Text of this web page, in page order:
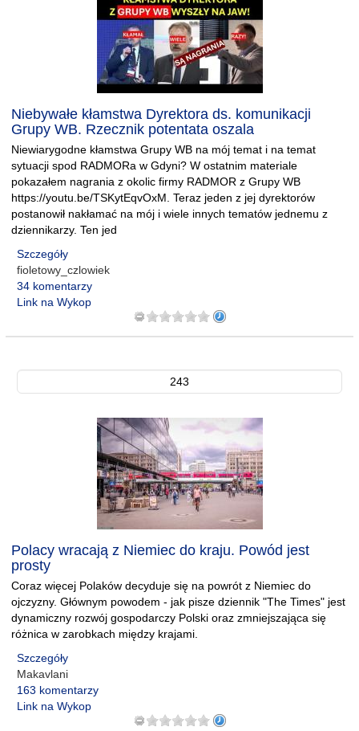
Niebywałe kłamstwa Dyrektora ds. komunikacji
Grupy WB. Rzecznik potentata oszala
Niewiarygodne kłamstwa Grupy WB na mój temat i na temat
sytuacji spod RADMORa w Gdyni? W ostatnim materiale
pokazałem nagrania z okolic firmy RADMOR z Grupy WB
https://youtu.be/TSKytEqvOxM. Teraz jeden z jej dyrektorów
postanowił nakłamać na mój i wiele innych tematów jednemu z
dziennikarzy. Ten jed
Szczegóły
fioletowy_czlowiek
34 komentarzy
Link na Wykop
243
Polacy wracają z Niemiec do kraju. Powód jest
prosty
Coraz więcej Polaków decyduje się na powrót z Niemiec do
ojczyzny. Głównym powodem - jak pisze dziennik "The Times" jest
dynamiczny rozwój gospodarczy Polski oraz zmniejszająca się
różnica w zarobkach między krajami.
Szczegóły
Makavlani
163 komentarzy
Link na Wykop